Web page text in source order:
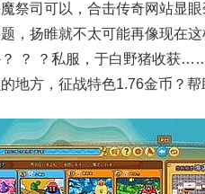
祭司可以，合击传奇网站显
，扬睢就不太可能再像现在
？ ？私服，于白野猪收获
地方，征战特色1.76金币？